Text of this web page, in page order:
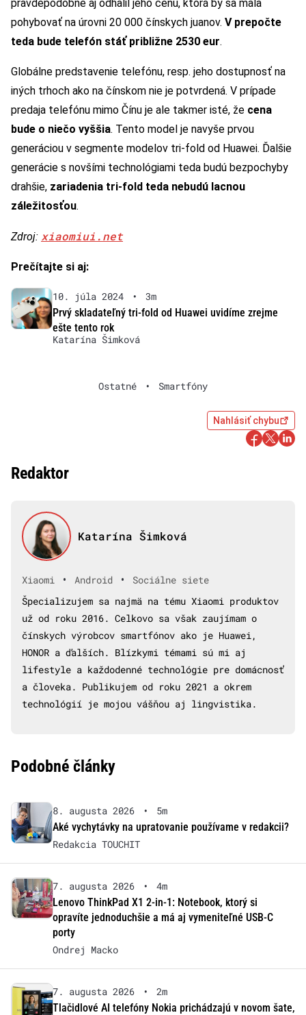
pravdepodobne aj odhalil jeho cenu, ktorá by sa mala
pohybovať na úrovni 20 000 čínskych juanov. V prepočte
teda bude telefón stáť približne 2530 eur.
Globálne predstavenie telefónu, resp. jeho dostupnosť na
iných trhoch ako na čínskom nie je potvrdená. V prípade
predaja telefónu mimo Čínu je ale takmer isté, že cena
bude o niečo vyššia. Tento model je navyše prvou
generáciou v segmente modelov tri-fold od Huawei. Ďalšie
generácie s novšími technológiami teda budú bezpochyby
drahšie, zariadenia tri-fold teda nebudú lacnou
záležitosťou.
Zdroj: xiaomiui.net
Prečítajte si aj:
10. júla 2024 •
3m
Prvý skladateľný tri-fold od Huawei uvidíme zrejme
ešte tento rok
Katarína Šimková
Ostatné • Smartfóny
Nahlásiť chybu
Redaktor
Katarína Šimková
Xiaomi • Android •
Sociálne siete
Špecializujem sa najmä na tému Xiaomi produktov
už od roku 2016. Celkovo sa však zaujímam o
čínskych výrobcov smartfónov ako je Huawei,
HONOR a ďalších. Blízkymi témami sú mi aj
lifestyle a každodenné technológie pre domácnosť
a človeka. Publikujem od roku 2021 a okrem
technológií je mojou vášňou aj lingvistika.
Podobné články
8. augusta 2026 •
5m
Aké vychytávky na upratovanie používame v redakcii?
Redakcia TOUCHIT
7. augusta 2026 •
4m
Lenovo ThinkPad X1 2-in-1: Notebook, ktorý si
opravíte jednoduchšie a má aj vymeniteľné USB-C
porty
Ondrej Macko
7. augusta 2026 •
2m
Tlačidlové AI telefóny Nokia prichádzajú v novom šate,